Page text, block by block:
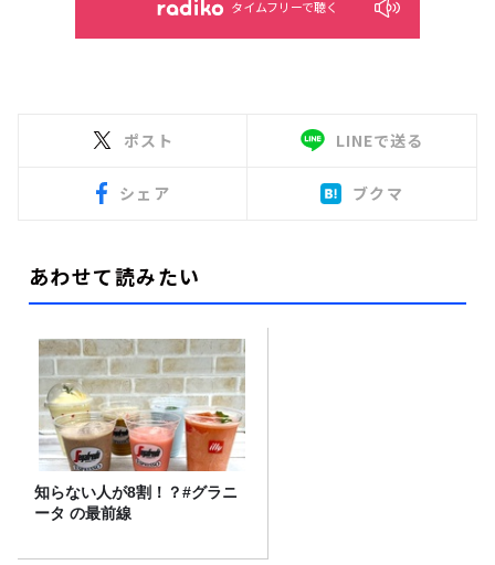
タイムフリーで聴く
ポスト LINEで送る
シェア ブクマ
あわせて読みたい
知らない人が8割！？#グラニ
ータ の最前線